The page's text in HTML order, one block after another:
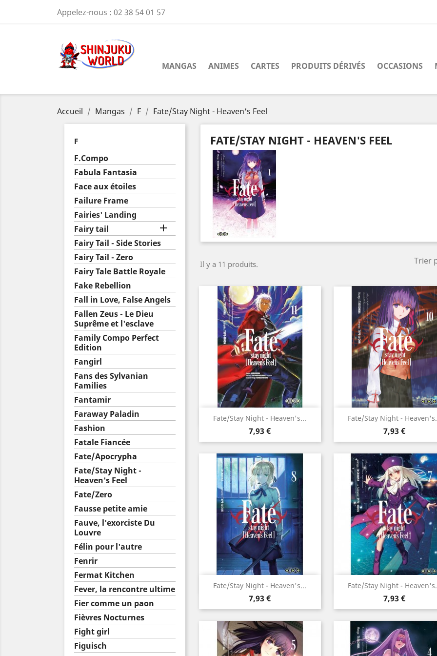
Appelez-nous : 02 38 54 01 57
MANGAS ANIMES CARTES PRODUITS DÉRIVÉS OCCASIONS
Accueil Mangas F Fate/Stay Night - Heaven's Feel
F
F.Compo
Fabula Fantasia
Face aux étoiles
Failure Frame
Fairies' Landing
Fairy tail

Fairy Tail - Side Stories
Fairy Tail - Zero
Fairy Tale Battle Royale
Fake Rebellion
Fall in Love, False Angels
Fallen Zeus - Le Dieu
Suprême et l'esclave
Family Compo Perfect
Edition
Fangirl
Fans des Sylvanian
Families
Fantamir
Faraway Paladin
Fashion
Fatale Fiancée
Fate/Apocrypha
Fate/Stay Night -
Heaven's Feel
Fate/Zero
Fausse petite amie
Fauve, l'exorciste Du
Louvre
Félin pour l'autre
Fenrir
Fermat Kitchen
Fever, la rencontre ultime
Fier comme un paon
Fièvres Nocturnes
Fight girl
Figuisch
FATE/STAY NIGHT - HEAVEN'S FEEL
Il y a 11 produits. Trier
Fate/Stay Night - Heaven's...
Prix
7,93 €
Aperçu rapide Fate/Stay Night -
Prix
7,93 €
Aperçu rapide
Fate/Stay Night - Heaven's...
Prix
7,93 €
Aperçu rapide Fate/Stay Night -
Prix
7,93 €
Aperçu rapide